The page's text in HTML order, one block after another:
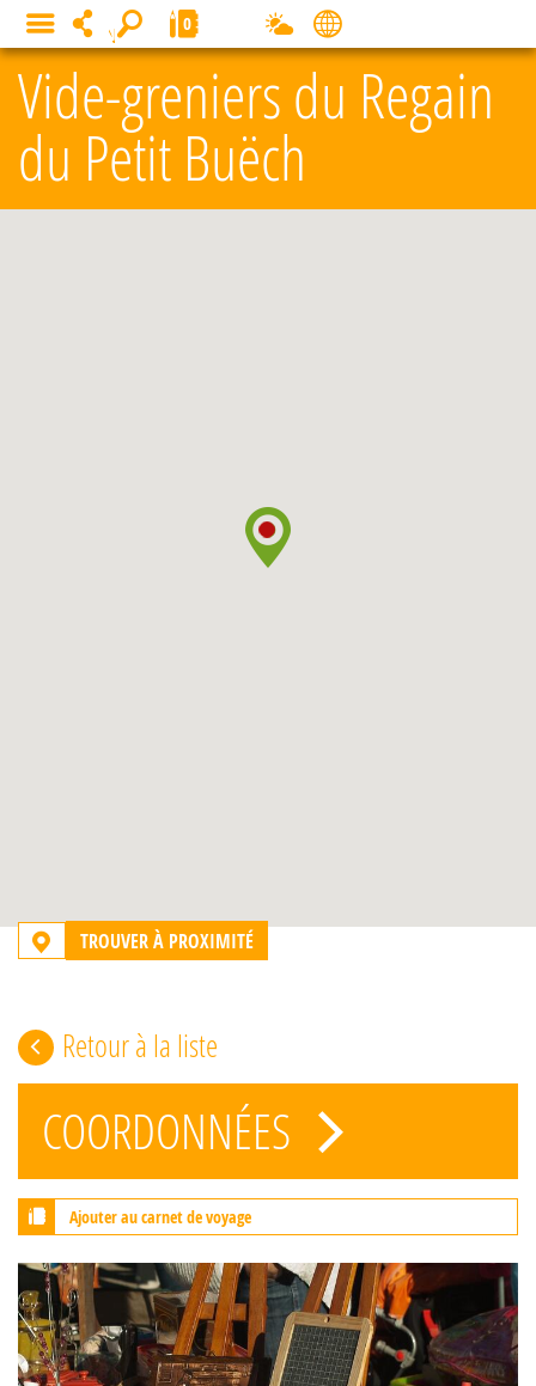
Vide-greniers du Regain
du Petit Buëch
TROUVER À PROXIMITÉ
Retour à la liste
COORDONNÉES
Ajouter au carnet de voyage
MENU 0
Panneau de gestion des cookies